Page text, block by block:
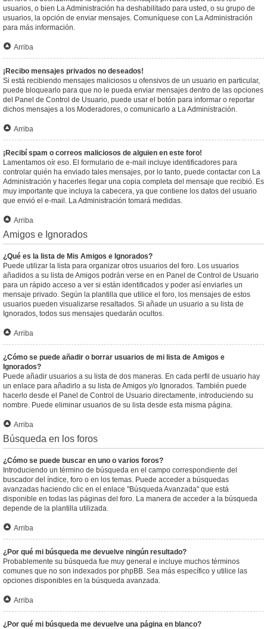
usuarios, o bien La Administración ha deshabilitado para usted, o su grupo de
usuarios, la opción de enviar mensajes. Comuníquese con La Administración
para más información.
Arriba
¡Recibo mensajes privados no deseados!
Si está recibiendo mensajes maliciosos u ofensivos de un usuario en particular,
puede bloquearlo para que no le pueda enviar mensajes dentro de las opciones
del Panel de Control de Usuario, puede usar el botón para informar o reportar
dichos mensajes a los Moderadores, o comunicarlo a La Administración.
Arriba
¡Recibí spam o correos maliciosos de alguien en este foro!
Lamentamos oír eso. El formulario de e-mail incluye identificadores para
controlar quién ha enviado tales mensajes, por lo tanto, puede contactar con La
Administración y hacerles llegar una copia completa del mensaje que recibió. Es
muy importante que incluya la cabecera, ya que contiene los datos del usuario
que envió el e-mail. La Administración tomará medidas.
Arriba
Amigos e Ignorados
¿Qué es la lista de Mis Amigos e Ignorados?
Puede utilizar la lista para organizar otros usuarios del foro. Los usuarios
añadidos a su lista de Amigos podrán verse en en Panel de Control de Usuario
para un rápido acceso a ver si están identificados y poder así enviarles un
mensaje privado. Según la plantilla que utilice el foro, los mensajes de estos
usuarios pueden visualizarse resaltados. Si añade un usuario a su lista de
Ignorados, todos sus mensajes quedarán ocultos.
Arriba
¿Cómo se puede añadir o borrar usuarios de mi lista de Amigos e
Ignorados?
Puede añadir usuarios a su lista de dos maneras. En cada perfil de usuario hay
un enlace para añadirlo a su lista de Amigos y/o Ignorados. También puede
hacerlo desde el Panel de Control de Usuario directamente, introduciendo su
nombre. Puede eliminar usuarios de su lista desde esta misma página.
Arriba
Búsqueda en los foros
¿Cómo se puede buscar en uno o varios foros?
Introduciendo un término de búsqueda en el campo correspondiente del
buscador del índice, foro o en los temas. Puede acceder a búsquedas
avanzadas haciendo clic en el enlace "Búsqueda Avanzada" que está
disponible en todas las páginas del foro. La manera de acceder a la búsqueda
depende de la plantilla utilizada.
Arriba
¿Por qué mi búsqueda me devuelve ningún resultado?
Probablemente su búsqueda fue muy general e incluye muchos términos
comunes que no son indexados por phpBB. Sea más específico y utilice las
opciones disponibles en la búsqueda avanzada.
Arriba
¿Por qué mi búsqueda me devuelve una página en blanco?